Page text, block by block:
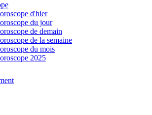
d'hier
du jour
de demain
de la semaine
du mois
2025